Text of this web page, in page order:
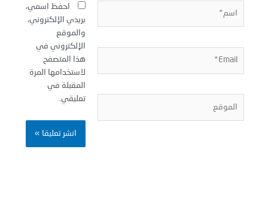
احفظ اسمي،
بريدي الإلكتروني،
والموقع
الإلكتروني في
هذا المتصفح
لاستخدامها المرة
المقبلة في
تعليقي.